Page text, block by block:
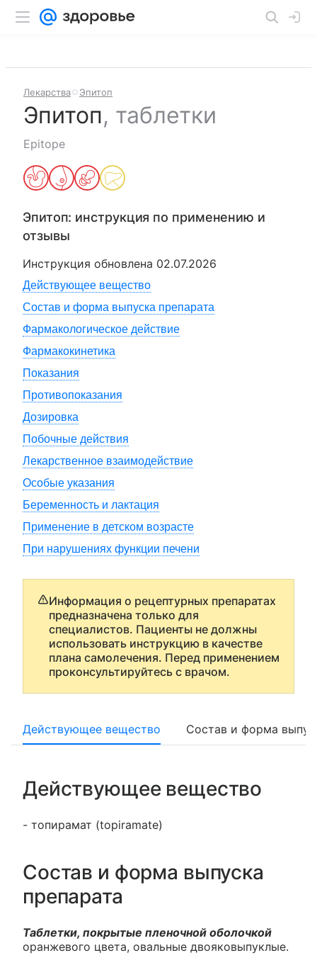
Лекарства Эпитоп
Эпитоп, таблетки
Epitope
Эпитоп: инструкция по применению и
отзывы
Инструкция обновлена 02.07.2026
Действующее вещество
Состав и форма выпуска препарата
Фармакологическое действие
Фармакокинетика
Показания
Противопоказания
Дозировка
Побочные действия
Лекарственное взаимодействие
Особые указания
Беременность и лактация
Применение в детском возрасте
При нарушениях функции печени
Информация о рецептурных препаратах
предназначена только для
специалистов. Пациенты не должны
использовать инструкцию в качестве
плана самолечения. Перед применением
проконсультируйтесь с врачом.
Действующее вещество Состав и форма
Действующее вещество
- топирамат (topiramate)
Состав и форма выпуска
препарата
Таблетки, покрытые пленочной оболочкой
оранжевого цвета, овальные двояковыпуклые.